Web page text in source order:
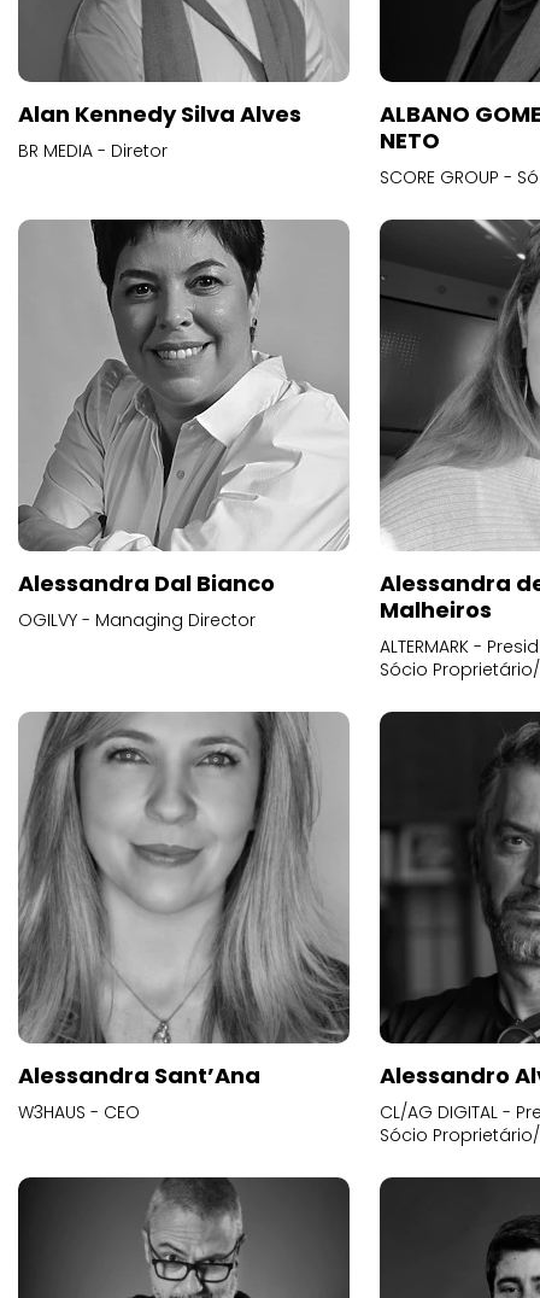
Alan Kennedy Silva Alves
BR MEDIA - Diretor
ALBANO
NETO
SCORE GROUP -
Alessandra Dal Bianco
OGILVY - Managing Director
Alessandra
Malheiros
ALTERMARK -
Sócio
Alessandra Sant’Ana
W3HAUS - CEO
Alessandro
CL/AG DIGITAL -
Sócio